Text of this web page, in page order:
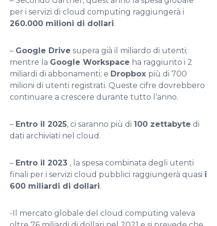
per i servizi di cloud computing raggiungerà i
260.000 milioni di dollari.
– Google Drive supera già il miliardo di utenti;
mentre la Google Workspace ha raggiunto i 2
miliardi di abbonamenti; e Dropbox più di 700
milioni di utenti registrati. Queste cifre dovrebbero
continuare a crescere durante tutto l’anno.
– Entro il 2025, ci saranno più di 100 zettabyte di
dati archiviati nel cloud.
– Entro il 2023 , la spesa combinata degli utenti
finali per i servizi cloud pubblici raggiungerà quasi i
600 miliardi di dollari.
-Il mercato globale del cloud computing valeva